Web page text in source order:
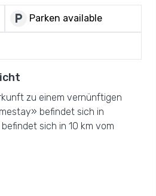
local_parking Parken available
zu einem vernünftigen
befindet sich in
sich in 10 km vom